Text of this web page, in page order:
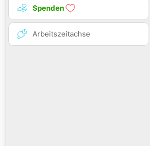
Spenden
Arbeitszeitachse